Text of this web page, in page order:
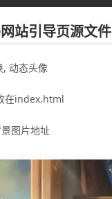
站引导页源文件
动态头像
在index.html
图片地址